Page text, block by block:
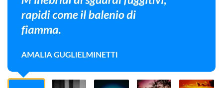
balenio
fiamma.